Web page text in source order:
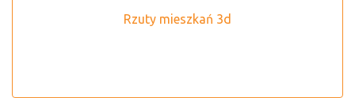
Rzuty mieszkań 3d